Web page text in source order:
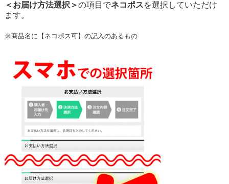
＜お届け方法選択＞の項目でネコポスを選択していただけ
ます。
※商品名に【ネコポス可】の記入のあるもの